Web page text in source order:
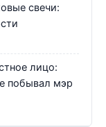
свечи:
лицо:
побывал мэр